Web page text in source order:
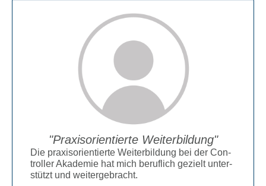
Pra­xis­ori­en­tier­te Wei­ter­bil­dung
Die pra­xis­ori­en­tier­te Wei­ter­bil­dung bei der Con­
trol­ler Aka­de­mie hat mich beruf­lich gezielt unter­
stützt und wei­ter­ge­bracht.